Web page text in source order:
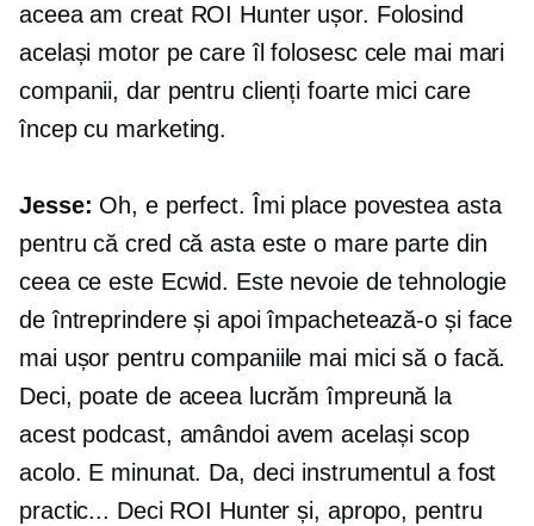
aceea am creat ROI Hunter ușor. Folosind
același motor pe care îl folosesc cele mai mari
companii, dar pentru clienți foarte mici care
încep cu marketing.
Jesse: Oh, e perfect. Îmi place povestea asta
pentru că cred că asta este o mare parte din
ceea ce este Ecwid. Este nevoie de tehnologie
de întreprindere și apoi împachetează-o și face
mai ușor pentru companiile mai mici să o facă.
Deci, poate de aceea lucrăm împreună la
acest podcast, amândoi avem același scop
acolo. E minunat. Da, deci instrumentul a fost
practic... Deci ROI Hunter și, apropo, pentru